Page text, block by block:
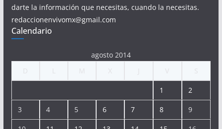
darte la información que necesitas, cuando la necesitas.
redaccionenvivomx@gmail.com
Calendario
agosto 2014
1 2
3 4 5 6 7 8 9